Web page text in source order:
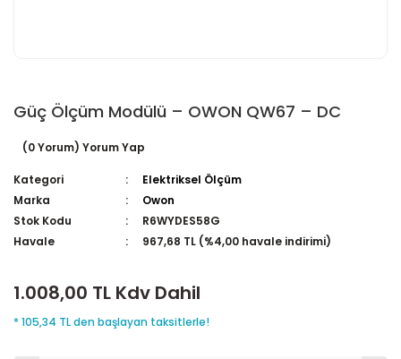
Güç Ölçüm Modülü – OWON QW67 – DC
(0 Yorum) Yorum Yap
Kategori
Elektriksel Ölçüm
Marka
Owon
Stok Kodu
R6WYDES58G
Havale
967,68 TL (%4,00 havale indirimi)
1.008,00 TL Kdv Dahil
* 105,34 TL den başlayan taksitlerle!